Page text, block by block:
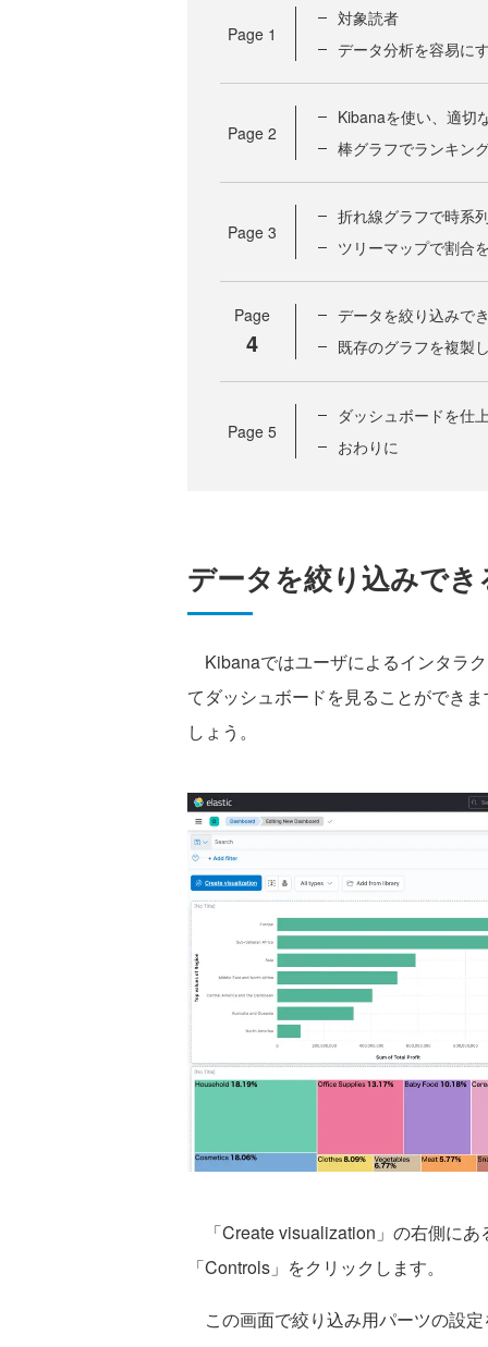
Page 1
対象読者
データ分析を容易に
Page 2
Kibanaを使い、適切
棒グラフでランキン
Page 3
折れ線グラフで時系
ツリーマップで割合
Page
4
データを絞り込みで
既存のグラフを複製
Page 5
ダッシュボードを仕
おわりに
データを絞り込みで
Kibanaではユーザによるインタラ
てダッシュボードを見ることができ
しょう。
「Create visualization」の右側にあ
「Controls」をクリックします。
この画面で絞り込み用パーツの設